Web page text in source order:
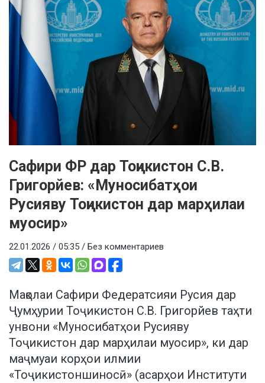
Сафири ФР дар Тоҷикистон С.В.
Григорйев: «Муносибатҳои
Русияву Тоҷикистон дар марҳилаи
муосир»
22.01.2026 / 05:35 / Без комментариев
Мақолаи Сафири Федератсияи Русия дар
Ҷумҳурии Тоҷикистон С.В. Григорйев таҳти
унвони «Муносибатҳои Русияву
Тоҷикистон дар марҳилаи муосир», ки дар
маҷмуаи корҳои илмии
«Тоҷикистоншиносӣ» (асарҳои Институти